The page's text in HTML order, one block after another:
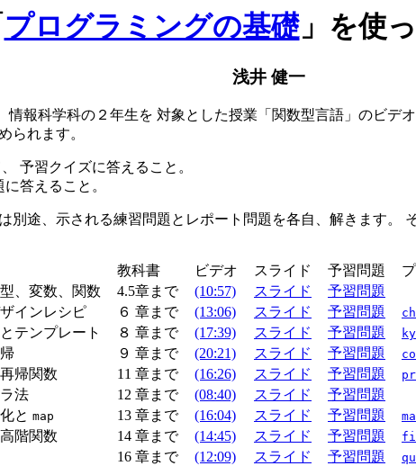
プログラミングの基礎」を使
浅井 健一
報科学科の２年生を 対象とした授業「関数型言語」のビデ
られます。
予習クイズに答えること。
答えること。
別途、示される練習問題とレポート問題を各自、解きます。
ック 教科書 ビデオ スライド 予習問題
、変数、関数 4.5章まで (10:57) スライド
予習問題
インレシピ ６ 章まで (13:06) スライド 予習問題
テンプレート ８ 章まで (17:39) スライド 予習問題
９ 章まで (20:21) スライド 予習問題
帰関数 11 章まで (16:26) スライド 予習問題
法 12 章まで (08:40) スライド
予習問題
と map 13 章まで (16:04) スライド 予習問題
階関数 14 章まで (14:45) スライド 予習問題
16 章まで (12:09) スライド 予習問題